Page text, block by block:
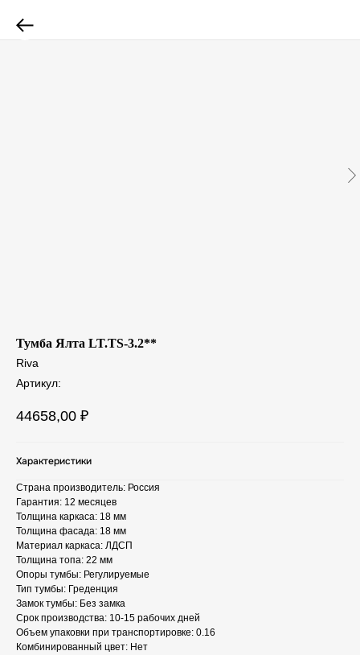
Тумба Ялта LT.TS-3.2**
Riva
Артикул:
44658,00 ₽
Характеристики
Страна производитель: Россия
Гарантия: 12 месяцев
Толщина каркаса: 18 мм
Толщина фасада: 18 мм
Материал каркаса: ЛДСП
Толщина топа: 22 мм
Опоры тумбы: Регулируемые
Тип тумбы: Греденция
Замок тумбы: Без замка
Срок производства: 10-15 рабочих дней
Объем упаковки при транспортировке: 0.16
Комбинированный цвет: Нет